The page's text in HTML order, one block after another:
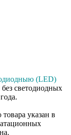
(LED)
светодиодных
указан в